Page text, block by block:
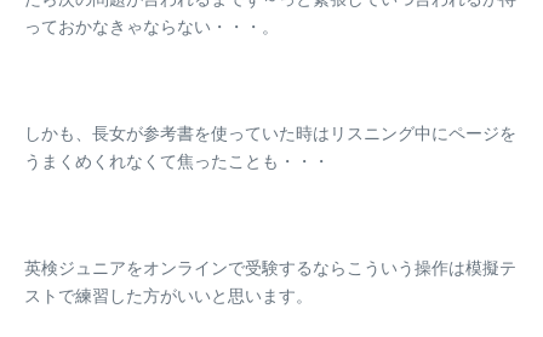
っておかなきゃならない・・・。
しかも、 長女が参考書を使っていた時はリスニング中にページを
うまくめくれなくて焦ったことも・・・
英検ジュニアをオンラインで受験するならこういう操作は模擬テ
ストで練習した方がいいと思います。